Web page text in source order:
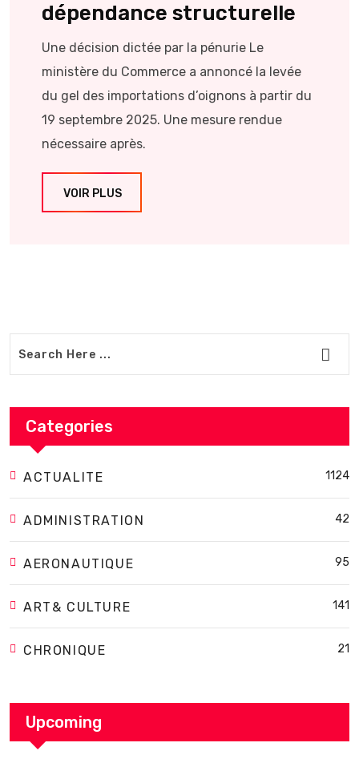
dépendance structurelle
Une décision dictée par la pénurie Le
ministère du Commerce a annoncé la levée
du gel des importations d’oignons à partir du
19 septembre 2025. Une mesure rendue
nécessaire après.
VOIR PLUS
Categories
ACTUALITE 1124
ADMINISTRATION 42
AERONAUTIQUE 95
ART& CULTURE 141
CHRONIQUE 21
Upcoming